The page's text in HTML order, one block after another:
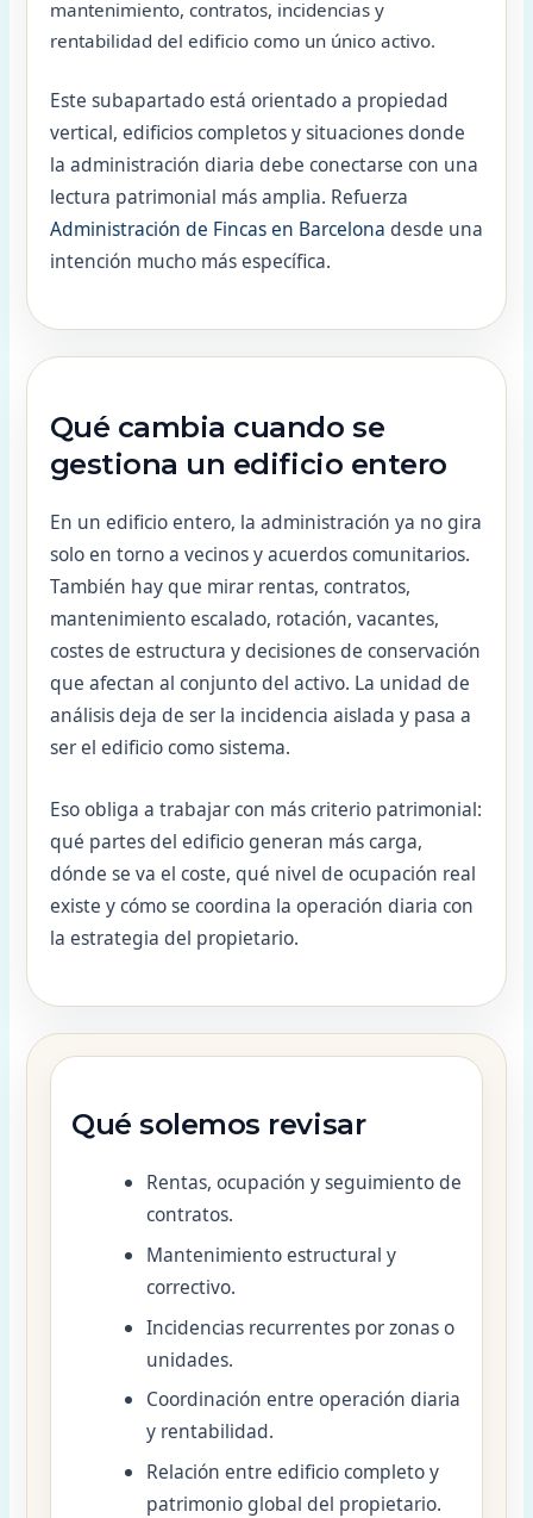
mantenimiento, contratos, incidencias y
rentabilidad del edificio como un único activo.
Este subapartado está orientado a propiedad
vertical, edificios completos y situaciones donde
la administración diaria debe conectarse con una
lectura patrimonial más amplia. Refuerza
Administración de Fincas en Barcelona desde una
intención mucho más específica.
Qué cambia cuando se
gestiona un edificio entero
En un edificio entero, la administración ya no gira
solo en torno a vecinos y acuerdos comunitarios.
También hay que mirar rentas, contratos,
mantenimiento escalado, rotación, vacantes,
costes de estructura y decisiones de conservación
que afectan al conjunto del activo. La unidad de
análisis deja de ser la incidencia aislada y pasa a
ser el edificio como sistema.
Eso obliga a trabajar con más criterio patrimonial:
qué partes del edificio generan más carga,
dónde se va el coste, qué nivel de ocupación real
existe y cómo se coordina la operación diaria con
la estrategia del propietario.
Qué solemos revisar
Rentas, ocupación y seguimiento de
contratos.
Mantenimiento estructural y
correctivo.
Incidencias recurrentes por zonas o
unidades.
Coordinación entre operación diaria
y rentabilidad.
Relación entre edificio completo y
patrimonio global del propietario.